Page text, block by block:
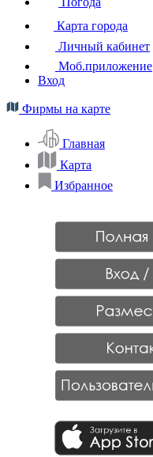
Карта города
Личный кабинет
Моб.приложение
Вход
Фирмы на карте
Главная
Карта
Избранное